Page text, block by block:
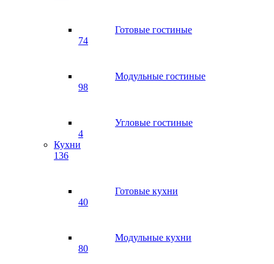
Готовые гостиные
74
Модульные гостиные
98
Угловые гостиные
4
Кухни
136
Готовые кухни
40
Модульные кухни
80